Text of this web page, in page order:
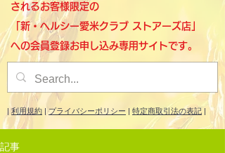
されるお客様限定の
「 新・ヘルシー愛米クラブ ストアーズ店
への会員登録お申し込み専用サイトです。
| ​ 利用規約 |プライバシーポリシー | 特定商取引法の表記 |
記事